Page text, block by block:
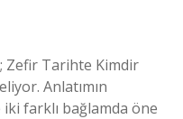
Zefir Tarihte Kimdir
Anlatımın
farklı bağlamda öne